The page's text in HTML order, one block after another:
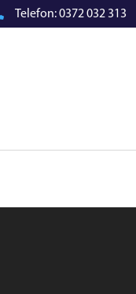
Telefon:0372 032 313